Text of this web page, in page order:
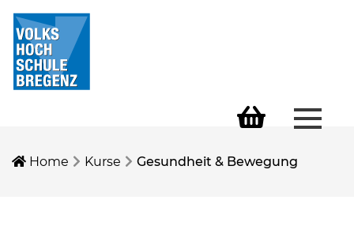
Home Kurse Gesundheit & Bewegung